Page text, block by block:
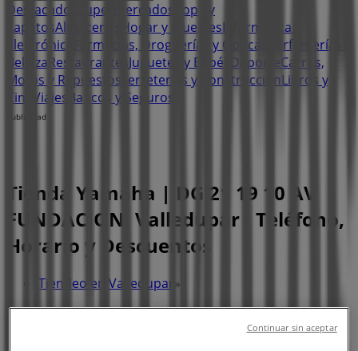
Destacados Supermercados
Ropa y
ZapatosAlmacenes Hogar y MueblesInformática y
Electrónica
Farmacias, Droguerías y Ópticas
Perfumerías y
Belleza Restaurantes Juguetes y Bebés DeporteCarros,
Motos y Repuestos Ferreterías y ConstrucciónLibros y
Cine
Viajes Bancos y Seguros
Publicidad
Tienda Yamaha | DG 21 19 10 AV
FUNDACION, Valledupar - Teléfono,
Horario y Descuentos
Tiendeo en Valledupar »
Ofertas de Carros, Motos y Repuestos en
Continuar sin aceptar